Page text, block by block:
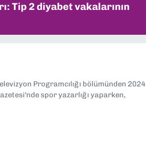
Tip 2 diyabet vakalarının
Programcılığı bölümünden 2024
spor yazarlığı yaparken,